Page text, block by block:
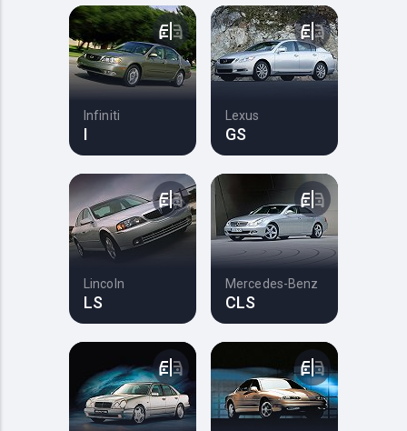
Infiniti
I
Lexus
GS
Lincoln
LS
Mercedes-Benz
CLS